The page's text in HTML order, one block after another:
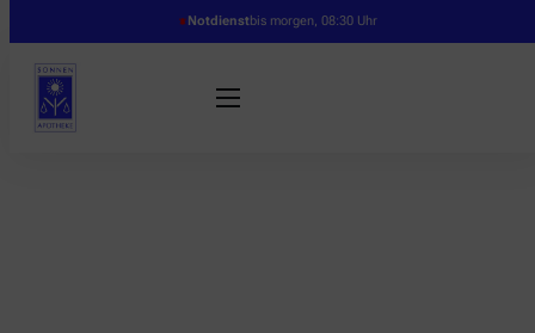
Notdienstbis morgen, 08:30 Uhr